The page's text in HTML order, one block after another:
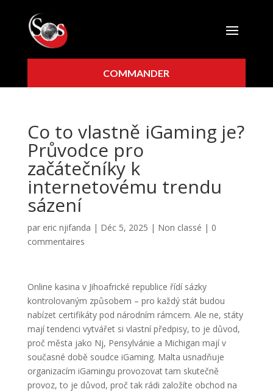
COMMANDER
Co to vlastně iGaming je?
Průvodce pro
začátečníky k
internetovému trendu
sázení
par eric njifanda | Déc 5, 2025 | Non classé | 0
commentaires
Online kasina v Jihoafrické republice řídí sázky
kontrolovaným způsobem – pro každý stát budou
nabízet certifikáty pod národním rámcem. Ale ne, státy
mají tendenci vytvářet si vlastní předpisy, to je důvod,
proč města jako Nj, Pensylvánie a Michigan mají v
současné době soudce iGaming. Malta usnadňuje
organizacím iGamingu provozovat tam skutečně
provoz, to je důvod, proč tak rádi založíte obchod na